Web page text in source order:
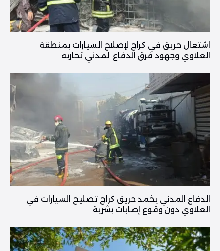
اشتعال حريق في كراج لإصلاح السيارات بمنطقة
العلاوي وجهود فرق الدفاع المدني تحاربه
الدفاع المدني يخمد حريق كراج تصليح السيارات في
العلاوي دون وقوع إصابات بشرية